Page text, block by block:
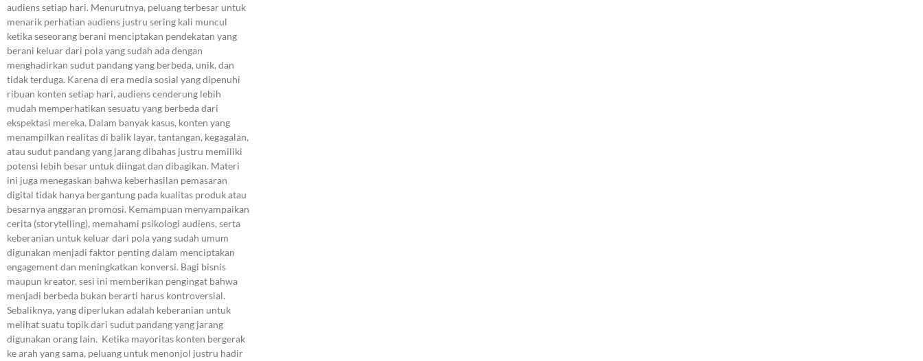
audiens setiap hari. Menurutnya, peluang terbesar untuk
menarik perhatian audiens justru sering kali muncul
ketika seseorang berani menciptakan pendekatan yang
berani keluar dari pola yang sudah ada dengan
menghadirkan sudut pandang yang berbeda, unik, dan
tidak terduga. Karena di era media sosial yang dipenuhi
ribuan konten setiap hari, audiens cenderung lebih
mudah memperhatikan sesuatu yang berbeda dari
ekspektasi mereka. Dalam banyak kasus, konten yang
menampilkan realitas di balik layar, tantangan, kegagalan,
atau sudut pandang yang jarang dibahas justru memiliki
potensi lebih besar untuk diingat dan dibagikan. Materi
ini juga menegaskan bahwa keberhasilan pemasaran
digital tidak hanya bergantung pada kualitas produk atau
besarnya anggaran promosi. Kemampuan menyampaikan
cerita (storytelling), memahami psikologi audiens, serta
keberanian untuk keluar dari pola yang sudah umum
digunakan menjadi faktor penting dalam menciptakan
engagement dan meningkatkan konversi. Bagi bisnis
maupun kreator, sesi ini memberikan pengingat bahwa
menjadi berbeda bukan berarti harus kontroversial.
Sebaliknya, yang diperlukan adalah keberanian untuk
melihat suatu topik dari sudut pandang yang jarang
digunakan orang lain. Ketika mayoritas konten bergerak
ke arah yang sama, peluang untuk menonjol justru hadir